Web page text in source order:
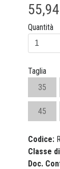
Quantità
Taglia
35
45
Codice:
Classe
Doc.